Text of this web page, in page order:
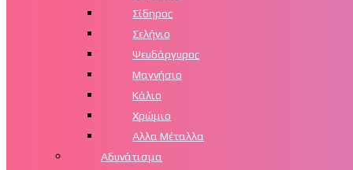
Σίδηρος
Σελήνιο
Ψευδάργυρος
Μαγνήσιο
Κάλιο
Χρώμιο
Αλλα Μέταλλα
Αδυνάτισμα